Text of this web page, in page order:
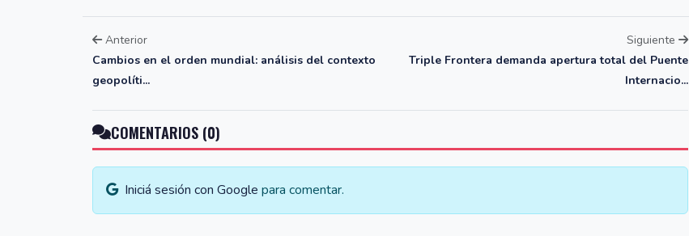
Anterior
Cambios en el orden mundial: análisis del contexto
geopolíti...
Siguiente
Triple Frontera demanda apertura total del Puente
Internacio...
COMENTARIOS (0)
Iniciá sesión con Google para comentar.